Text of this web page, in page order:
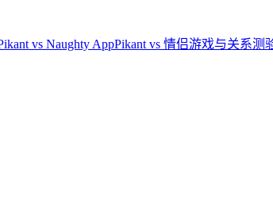
vs Naughty AppPikant vs 情侣游戏与关系测